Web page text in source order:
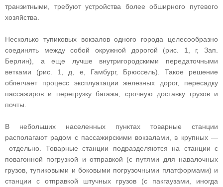
транзитными, требуют устройства более обширного путевого
хозяйства.
Несколько тупиковых вокзалов одного города целесообразно
соединять между собой окружной дорогой (рис. 1, г, Зап.
Берлин), а еще лучше внутригородскими передаточными
ветками (рис. 1, д, е, Гамбург, Брюссель). Такое решение
облегчает процесс эксплуатации железных дорог, пересадку
пассажиров и перегрузку багажа, срочную доставку грузов и
почты.
В небольших населенных пунктах товарные станции
располагают радом с пассажирскими вокзалами, в крупных —
отдельно. Товарные станции подразделяются на станции с
повагонной погрузкой и отправкой (с путями для навалочных
грузов, тупиковыми и боковыми погрузочными платформами) и
станции с отправкой штучных грузов (с пакгаузами, иногда